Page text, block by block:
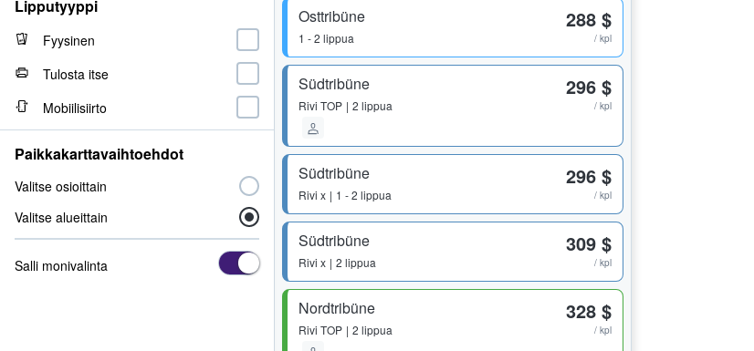
Osttribüne
1 - 2 lippua
288 $
/ kpl
Südtribüne
Rivi TOP 2 lippua
296 $
/ kpl
Südtribüne
Rivi x 1 - 2 lippua
296 $
/ kpl
Südtribüne
Rivi x 2 lippua
309 $
/ kpl
Nordtribüne
Rivi TOP 2 lippua
328 $
/ kpl
Lipputyyppi
Fyysinen
Tulosta itse
Mobiilisiirto
Paikkakarttavaihtoehdot
Valitse osioittain
Valitse alueittain
Salli monivalinta